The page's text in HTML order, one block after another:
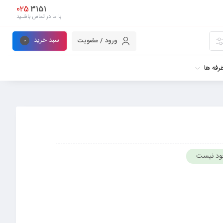
3151
025
با ما در تماس باشـید
ورود / عضویت سبد خرید 0
غرفه ها
نیست